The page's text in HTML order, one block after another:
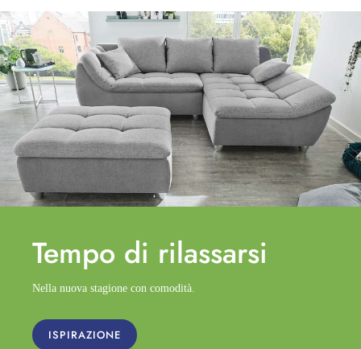
Tempo di rilassarsi
Nella nuova stagione con comodità.
ISPIRAZIONE